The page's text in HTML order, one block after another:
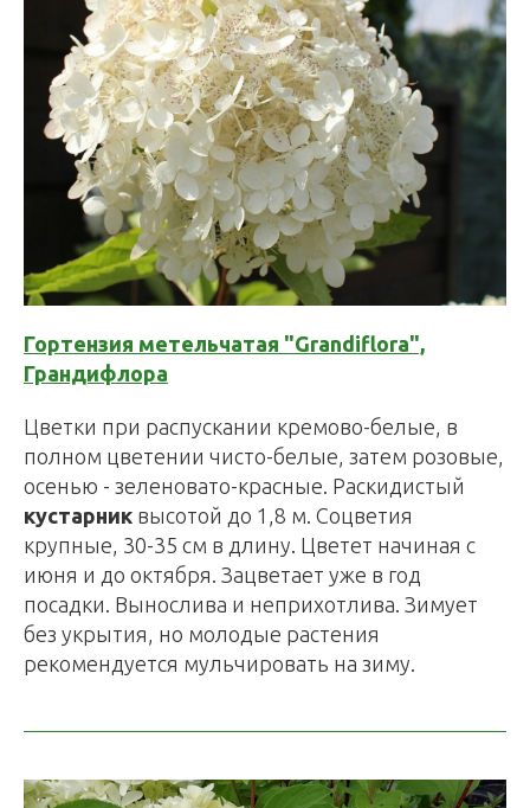
Гортензия метельчатая "Grandiflora",
Грандифлора
Цветки при распускании кремово-белые, в
полном цветении чисто-белые, затем розовые,
осенью - зеленовато-красные. Раскидистый
кустарник высотой до 1,8 м. Соцветия
крупные, 30-35 см в длину. Цветет начиная с
июня и до октября. Зацветает уже в год
посадки. Вынослива и неприхотлива. Зимует
без укрытия, но молодые растения
рекомендуется мульчировать на зиму.